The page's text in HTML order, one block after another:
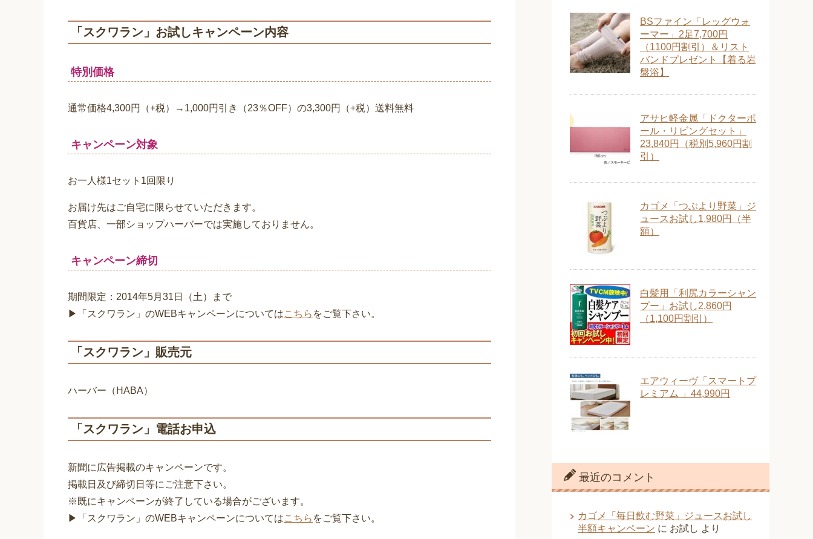
「スクワラン」お試しキャンペーン内容
特別価格
通常価格4,300円（+税）→1,000円引き（23％OFF）の3,300円（+税）送料無料
キャンペーン対象
お一人様1セット1回限り
お届け先はご自宅に限らせていただきます。
百貨店、一部ショップハーバーでは実施しておりません。
キャンペーン締切
期間限定：2014年5月31日（土）まで
▶「スクワラン」のWEBキャンペーンについてはこちら をご覧下さい。
「スクワラン」販売元
ハーバー（HABA）
「スクワラン」電話お申込
新聞に広告掲載のキャンペーンです。
掲載日及び締切日等にご注意下さい。
※既にキャンペーンが終了している場合がございます。
▶「スクワラン」のWEBキャンペーンについてはこちら をご覧下さい。
BSファイン「レッグウォ
ーマー」2足7,700円
（1100円割引）＆リスト
バンドプレゼント【着る岩
盤浴】
アサヒ軽金属「ドクターポ
ール・リビングセット」
23,840円（税別5,960円割
引）
カゴメ「つぶより野菜」ジ
ュースお試し1,980円（半
額）
白髪用「利尻カラーシャン
プー」お試し2,860円
（1,100円割引）
エアウィーヴ「スマートプ
レミアム 」44,990円
最近のコメント
カゴメ「毎日飲む野菜」ジュースお試し
半額キャンペーン に お試し より